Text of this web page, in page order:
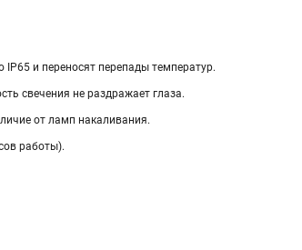
и переносят перепады температур.
свечения не раздражает глаза.
от ламп накаливания.
работы).